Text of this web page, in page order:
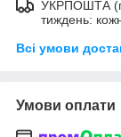
УКРПОШТА
тиждень:
Всі умови
Умови оплати